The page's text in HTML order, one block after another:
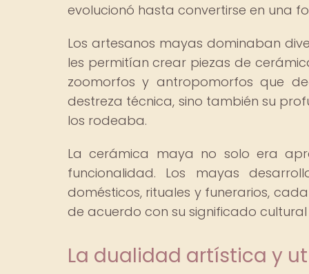
evolucionó hasta convertirse en una
Los artesanos mayas dominaban
les permitían crear piezas de
zoomorfos y antropomorfos que
destreza técnica, sino también su
los rodeaba.
La cerámica maya no solo era
funcionalidad. Los mayas
domésticos, rituales y funerarios,
de acuerdo con su significado cultural
La dualidad artística y